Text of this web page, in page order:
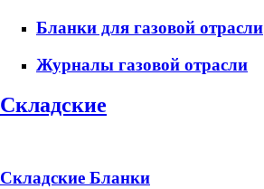
Бланки для газовой отрасли
Журналы газовой отрасли
Складские
Складские Бланки